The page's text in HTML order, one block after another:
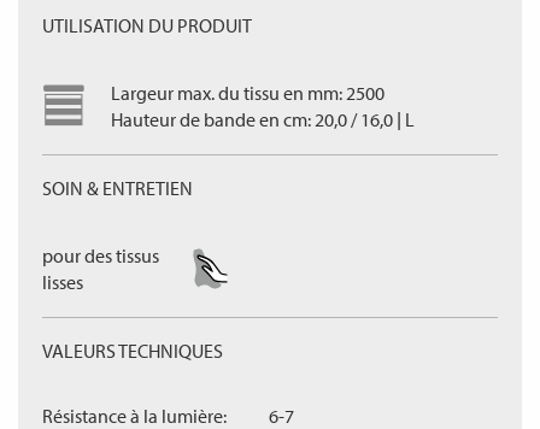
UTILISATION DU PRODUIT
Largeur max. du tissu en mm: 2500
Hauteur de bande en cm: 20,0 / 16,0 | L
SOIN & ENTRETIEN
pour des tissus
lisses
VALEURS TECHNIQUES
Résistance à la lumière: 6-7